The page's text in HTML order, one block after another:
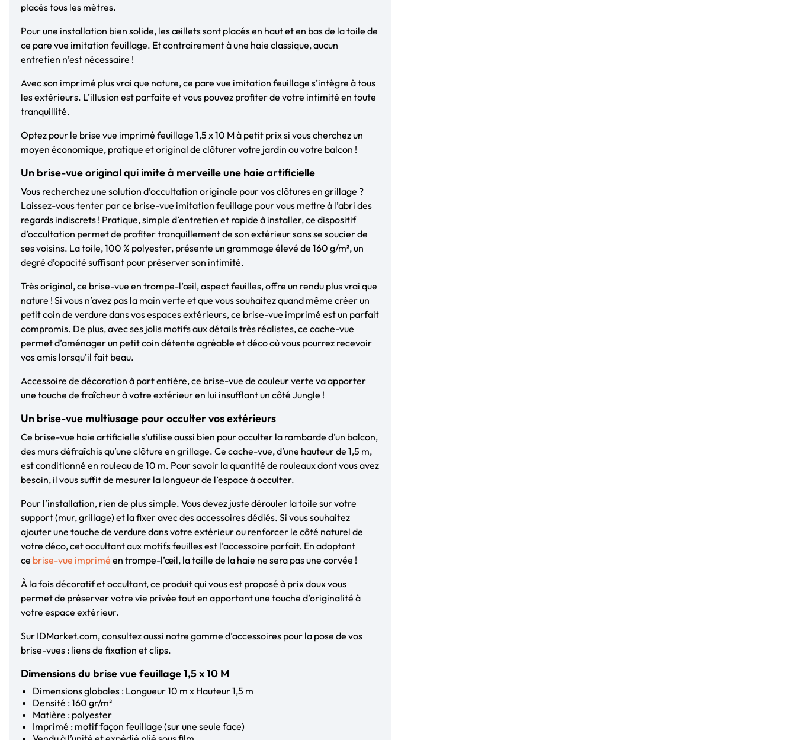
placés tous les mètres.
Pour une installation bien solide, les œillets sont placés en haut et en bas de la toile de
ce pare vue imitation feuillage. Et contrairement à une haie classique, aucun
entretien n’est nécessaire !
Avec son imprimé plus vrai que nature, ce pare vue imitation feuillage s’intègre à tous
les extérieurs. L’illusion est parfaite et vous pouvez profiter de votre intimité en toute
tranquillité.
Optez pour le brise vue imprimé feuillage 1,5 x 10 M à petit prix si vous cherchez un
moyen économique, pratique et original de clôturer votre jardin ou votre balcon !
Un brise-vue original qui imite à merveille une haie artificielle
Vous recherchez une solution d’occultation originale pour vos clôtures en grillage ?
Laissez-vous tenter par ce brise-vue imitation feuillage pour vous mettre à l’abri des
regards indiscrets ! Pratique, simple d’entretien et rapide à installer, ce dispositif
d’occultation permet de profiter tranquillement de son extérieur sans se soucier de
ses voisins. La toile, 100 % polyester, présente un grammage élevé de 160 g/m², un
degré d’opacité suffisant pour préserver son intimité.
Très original, ce brise-vue en trompe-l’œil, aspect feuilles, offre un rendu plus vrai que
nature ! Si vous n’avez pas la main verte et que vous souhaitez quand même créer un
petit coin de verdure dans vos espaces extérieurs, ce brise-vue imprimé est un parfait
compromis. De plus, avec ses jolis motifs aux détails très réalistes, ce cache-vue
permet d’aménager un petit coin détente agréable et déco où vous pourrez recevoir
vos amis lorsqu’il fait beau.
Accessoire de décoration à part entière, ce brise-vue de couleur verte va apporter
une touche de fraîcheur à votre extérieur en lui insufflant un côté Jungle !
Un brise-vue multiusage pour occulter vos extérieurs
Ce brise-vue haie artificielle s’utilise aussi bien pour occulter la rambarde d’un balcon,
des murs défraîchis qu’une clôture en grillage. Ce cache-vue, d’une hauteur de 1,5 m,
est conditionné en rouleau de 10 m. Pour savoir la quantité de rouleaux dont vous avez
besoin, il vous suffit de mesurer la longueur de l’espace à occulter.
Pour l’installation, rien de plus simple. Vous devez juste dérouler la toile sur votre
support (mur, grillage) et la fixer avec des accessoires dédiés. Si vous souhaitez
ajouter une touche de verdure dans votre extérieur ou renforcer le côté naturel de
votre déco, cet occultant aux motifs feuilles est l’accessoire parfait. En adoptant
ce brise-vue imprimé en trompe-l’œil, la taille de la haie ne sera pas une corvée !
À la fois décoratif et occultant, ce produit qui vous est proposé à prix doux vous
permet de préserver votre vie privée tout en apportant une touche d’originalité à
votre espace extérieur.
Sur IDMarket.com, consultez aussi notre gamme d’accessoires pour la pose de vos
brise-vues : liens de fixation et clips.
Dimensions du brise vue feuillage 1,5 x 10 M
Dimensions globales : Longueur 10 m x Hauteur 1,5 m
Densité : 160 gr/m²
Matière : polyester
Imprimé : motif façon feuillage (sur une seule face)